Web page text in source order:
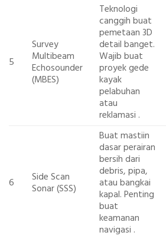
5
Survey
Multibeam
Echosounder
(MBES)
Teknologi
canggih buat
pemetaan 3D
detail banget.
Wajib buat
proyek gede
kayak
pelabuhan
atau
reklamasi .
6
Side Scan
Sonar (SSS)
Buat mastiin
dasar perairan
bersih dari
debris, pipa,
atau bangkai
kapal. Penting
buat
keamanan
navigasi .